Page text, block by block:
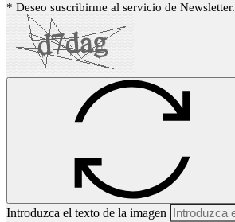
* Deseo suscribirme al servicio de Newsletter.
Introduzca el texto de la imagen